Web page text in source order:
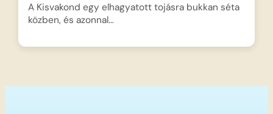
A Kisvakond egy elhagyatott tojásra bukkan séta
közben, és azonnal…